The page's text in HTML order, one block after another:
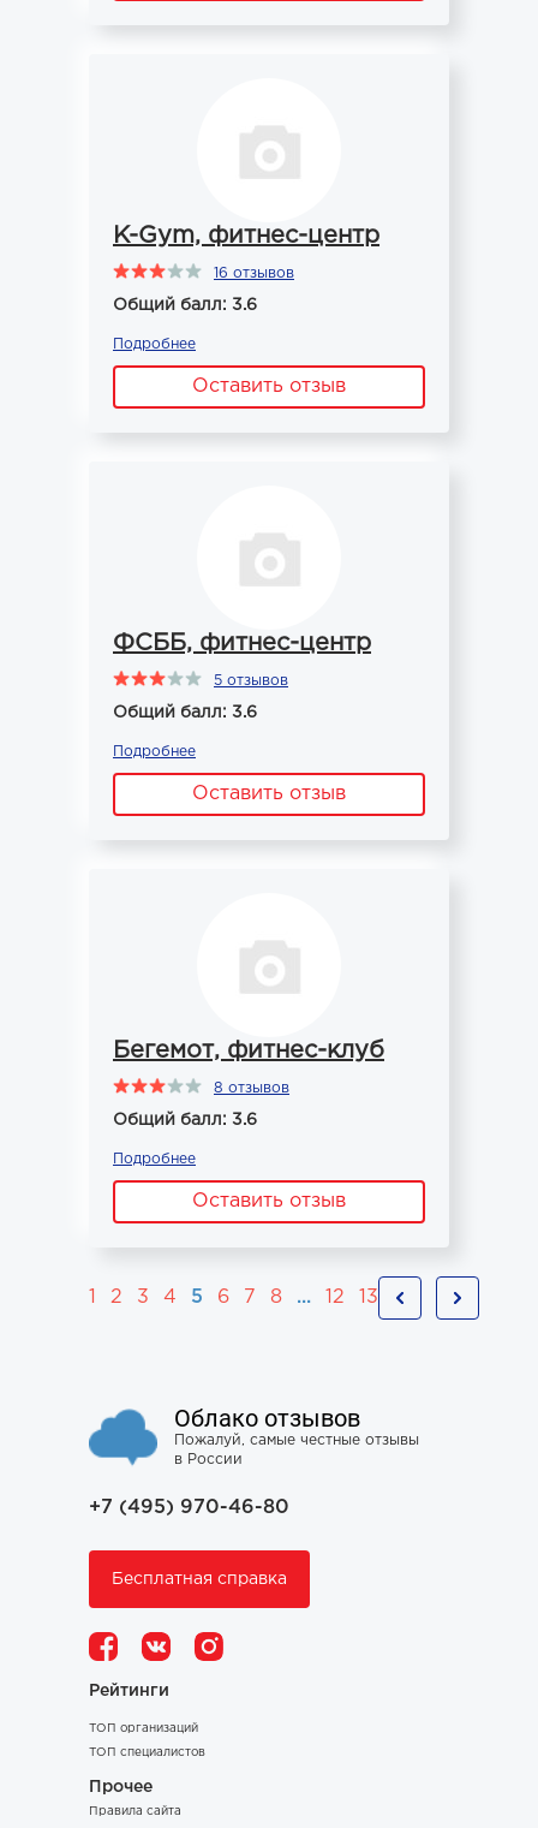
K-Gym, фитнес-центр
16 отзывов
Общий балл: 3.6
Подробнее
Оставить отзыв
ФСББ, фитнес-центр
5 отзывов
Общий балл: 3.6
Подробнее
Оставить отзыв
Бегемот, фитнес-клуб
8 отзывов
Общий балл: 3.6
Подробнее
Оставить отзыв
2 3 4 5 6 7 8 ... 12 13
Облако отзывов
Пожалуй, самые честные отзывы
в России
+7 (495) 970-46-80
Бесплатная справка
Рейтинги
ТОП организаций
ТОП специалистов
Прочее
Правила сайта